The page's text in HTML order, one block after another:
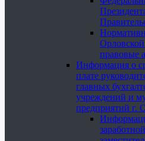
правовые
Информация о
плате
главных
учреждений и
предприятий г.